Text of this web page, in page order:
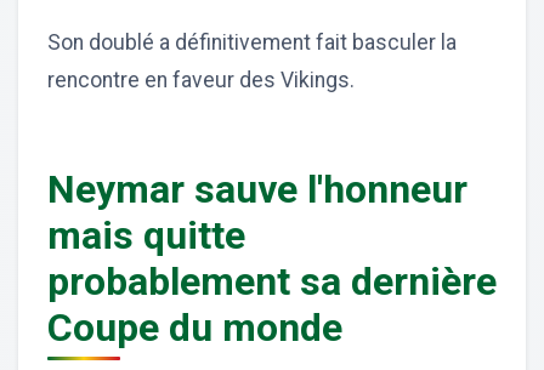
Son doublé a définitivement fait basculer la
rencontre en faveur des Vikings.
Neymar sauve l'honneur
mais quitte
probablement sa dernière
Coupe du monde